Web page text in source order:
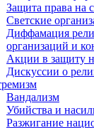
Защита права на
Светские
Диффамация
организаций и
Акции в защиту
Дискуссии о
Вандализм
Убийства и
Разжигание